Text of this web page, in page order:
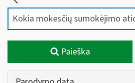
Paieška